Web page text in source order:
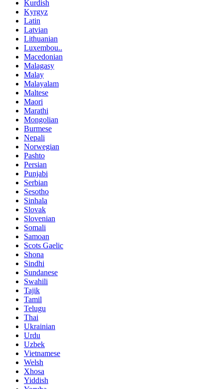
Kurdish
Kyrgyz
Latin
Latvian
Lithuanian
Luxembou..
Macedonian
Malagasy
Malay
Malayalam
Maltese
Maori
Marathi
Mongolian
Burmese
Nepali
Norwegian
Pashto
Persian
Punjabi
Serbian
Sesotho
Sinhala
Slovak
Slovenian
Somali
Samoan
Scots Gaelic
Shona
Sindhi
Sundanese
Swahili
Tajik
Tamil
Telugu
Thai
Ukrainian
Urdu
Uzbek
Vietnamese
Welsh
Xhosa
Yiddish